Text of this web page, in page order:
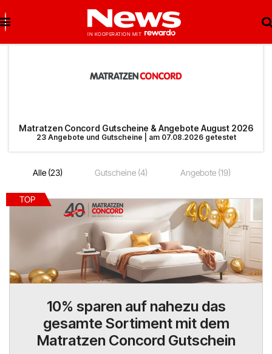
Breuninger
Notino
reifen.com
Lieferando
Shop Apotheke
ABOUT YOU
Neueste Gutscheine
Sonderaktionen
Neueste Angebote
Matratzen Concord Gutscheine & Angebote August 2026
23 Angebote und Gutscheine | am 07.08.2026 getestet
Alle (23) Gutscheine (4) Angebote (19)
TOP
10% sparen auf nahezu das
gesamte Sortiment mit dem
Matratzen Concord Gutschein